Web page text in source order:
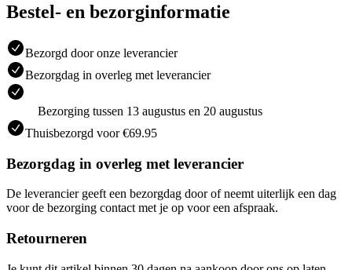
Bestel- en bezorginformatie
Bezorgd door onze leverancier
Bezorgdag in overleg met leverancier
Bezorging tussen 13 augustus en 20 augustus
Thuisbezorgd voor €69.95
Bezorgdag in overleg met leverancier
De leverancier geeft een bezorgdag door of neemt uiterlijk een dag
voor de bezorging contact met je op voor een afspraak.
Retourneren